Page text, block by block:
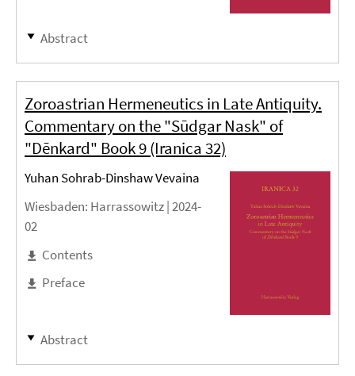
Abstract
Zoroastrian Hermeneutics in Late Antiquity.
Commentary on the "Sūdgar Nask" of
"Dēnkard" Book 9 (Iranica 32)
Yuhan Sohrab-Dinshaw Vevaina
Wiesbaden: Harrassowitz |2024-
02
Contents
Preface
Abstract